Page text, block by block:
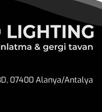
07400 Alanya/Antalya